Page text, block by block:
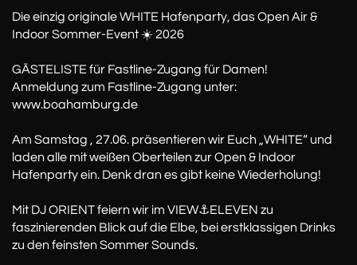
Die einzig originale WHITE Hafenparty, das Open Air &
Indoor Sommer-Event ☀️ 2026
GÄSTELISTE für Fastline-Zugang für Damen!
Anmeldung zum Fastline-Zugang unter:
www.boahamburg.de
Am Samstag , 27.06. präsentieren wir Euch „WHITE“ und
laden alle mit weißen Oberteilen zur Open & Indoor
Hafenparty ein. Denk dran es gibt keine Wiederholung!
Mit DJ ORIENT feiern wir im VIEW⚓️ELEVEN zu
faszinierenden Blick auf die Elbe, bei erstklassigen Drinks
zu den feinsten Sommer Sounds.